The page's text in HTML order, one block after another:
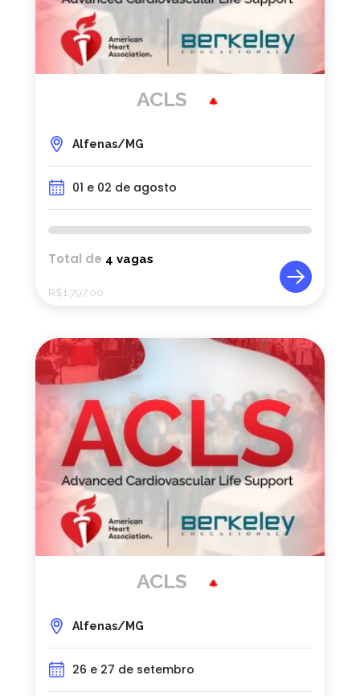
ACLS
Alfenas/MG
01 e 02 de agosto
Total de 4 vagas
R$1.797,00
ACLS
Alfenas/MG
26 e 27 de setembro